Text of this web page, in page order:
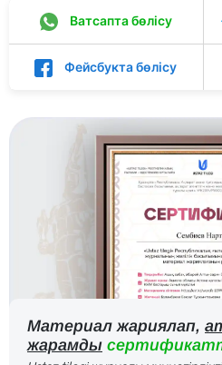
Ватсапта бөлісу
Фейсбукта бөлісу
Материал жариялап,
жарамды